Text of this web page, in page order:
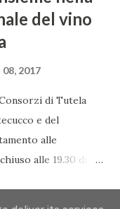
del vino
2017
di Tutela
e del
alle
alle 19.30 di
READ MORE »